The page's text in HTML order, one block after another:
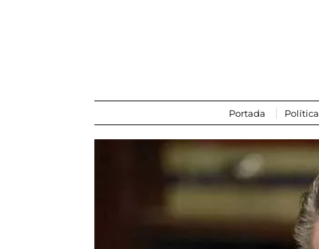
Portada Política